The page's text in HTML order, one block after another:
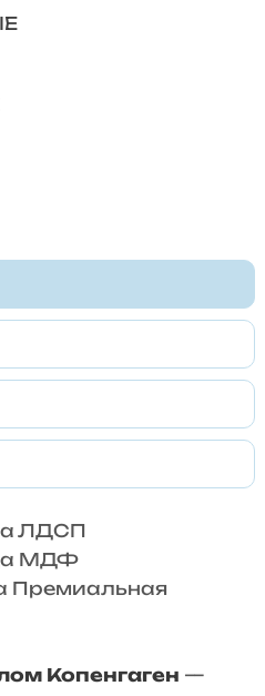
ЛДСП
МДФ
Премиальная
Копенгаген —